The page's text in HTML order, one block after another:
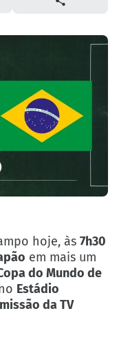
hoje, às 7h30
em mais um
do Mundo de
Estádio
da TV